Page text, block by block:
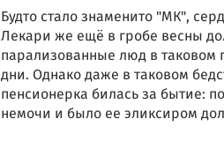
Будто стало знаменито "МК",
Лекари же ещё в гробе весны
парализованные люд в таковом
дни. Однако даже в таковом
пенсионерка билась за бытие:
немочи и было ее эликсиром